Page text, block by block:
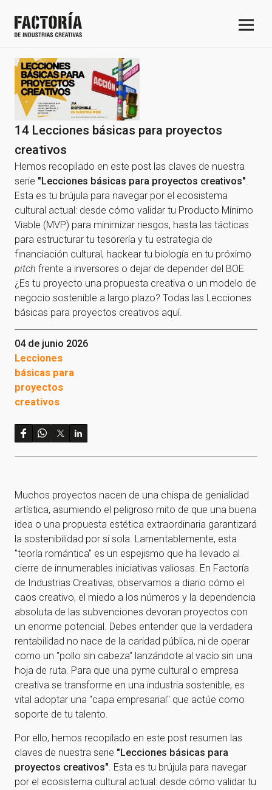
14 Lecciones básicas para proyectos
creativos
Hemos recopilado en este post las claves de nuestra
serie "Lecciones básicas para proyectos creativos"
Esta es tu brújula para navegar por el ecosistema
cultural actual: desde cómo validar tu Producto Mínimo
Viable (MVP) para minimizar riesgos, hasta las tácticas
para estructurar tu tesorería y tu estrategia de
financiación cultural, hackear tu biología en tu próximo
pitch frente a inversores o dejar de depender del BOE
¿Es tu proyecto una propuesta creativa o un modelo de
negocio sostenible a largo plazo? Todas las Lecciones
básicas para proyectos creativos aquí.
04 de junio 2026
Lecciones
básicas para
proyectos
creativos
Muchos proyectos nacen de una chispa de genialidad
artística, asumiendo el peligroso mito de que una buena
idea o una propuesta estética extraordinaria garantizará
la sostenibilidad por sí sola. Lamentablemente, esta
"teoría romántica" es un espejismo que ha llevado al
cierre de innumerables iniciativas valiosas. En Factoría
de Industrias Creativas, observamos a diario cómo el
caos creativo, el miedo a los números y la dependencia
absoluta de las subvenciones devoran proyectos con
un enorme potencial. Debes entender que la verdadera
rentabilidad no nace de la caridad pública, ni de operar
como un "pollo sin cabeza" lanzándote al vacío sin una
hoja de ruta. Para que una pyme cultural o empresa
creativa se transforme en una industria sostenible, es
vital adoptar una "capa empresarial" que actúe como
soporte de tu talento.
Por ello, hemos recopilado en este post resumen las
claves de nuestra serie "Lecciones básicas para
proyectos creativos". Esta es tu brújula para navegar
por el ecosistema cultural actual: desde cómo validar tu